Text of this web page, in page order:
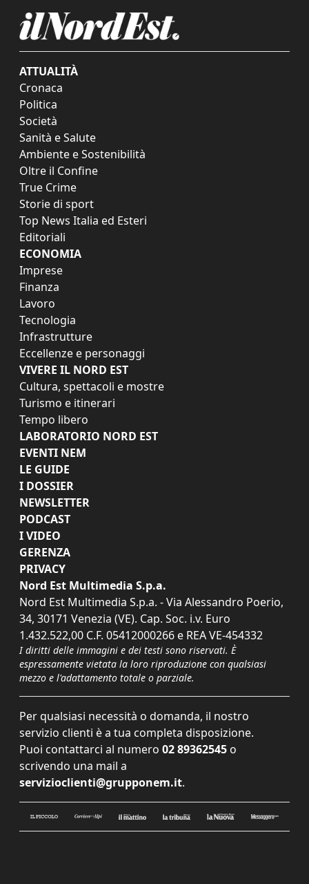
ATTUALITÀ
Cronaca
Politica
Società
Sanità e Salute
Ambiente e Sostenibilità
Oltre il Confine
True Crime
Storie di sport
Top News Italia ed Esteri
Editoriali
ECONOMIA
Imprese
Finanza
Lavoro
Tecnologia
Infrastrutture
Eccellenze e personaggi
VIVERE IL NORD EST
Cultura, spettacoli e mostre
Turismo e itinerari
Tempo libero
LABORATORIO NORD EST
EVENTI NEM
LE GUIDE
I DOSSIER
NEWSLETTER
PODCAST
I VIDEO
GERENZA
PRIVACY
Nord Est Multimedia S.p.a.
Nord Est Multimedia S.p.a. - Via Alessandro Poerio,
34, 30171 Venezia (VE). Cap. Soc. i.v. Euro
1.432.522,00 C.F. 05412000266 e REA VE-454332
I diritti delle immagini e dei testi sono riservati. È
espressamente vietata la loro riproduzione con qualsiasi
mezzo e l'adattamento totale o parziale.
Per qualsiasi necessità o domanda, il nostro
servizio clienti è a tua completa disposizione.
Puoi contattarci al numero 02 89362545 o
scrivendo una mail a
servizioclienti@grupponem.it.